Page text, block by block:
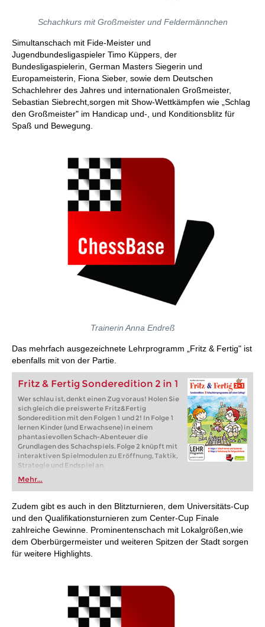
Schachkurs mit Großmeister und Feldermännchen
Simultanschach mit Fide-Meister und
Jugendbundesligaspieler Timo Küppers, der
Bundesligaspielerin, German Masters Siegerin und
Europameisterin, Fiona Sieber, sowie dem Deutschen
Schachlehrer des Jahres und internationalen Großmeister,
Sebastian Siebrecht,sorgen mit Show-Wettkämpfen wie „Schlag
den Großmeister" im Handicap und-, und Konditionsblitz für
Spaß und Bewegung.
Trainerin Anna Endreß
Das mehrfach ausgezeichnete Lehrprogramm „Fritz & Fertig" ist
ebenfalls mit von der Partie.
Fritz & Fertig Sonderedition 2 in 1
Wer schlau ist, denkt einen Zug voraus! Holen Sie
sich gleich die preiswerte Fritz&Fertig
Sonderedition mit den Folgen 1 und 2! In Folge 1
lernen Kinder (und Erwachsene) in einem
phantasievollen Schach-Abenteuer die
Grundlagen des Schachspiels. Folge 2 knüpft mit
interaktiven Spielmodulen zu Eröffnung, Taktik,
Strategie und Endspiel an.
Mehr...
Zudem gibt es auch in den Blitzturnieren, dem Universitäts-Cup
und den Qualifikationsturnieren zum Center-Cup Finale
zahlreiche Gewinne. Prominentenschach mit Lokalgrößen,wie
dem Oberbürgermeister und weiteren Spitzen der Stadt sorgen
für weitere Highlights.